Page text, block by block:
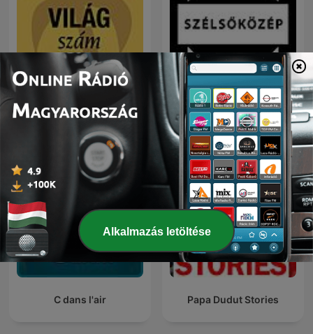
Világszám - InfoRádió -
Infostart.hu
Szélsőközép
C dans l'air Papa Dudut Stories
Alkalmazás letöltése